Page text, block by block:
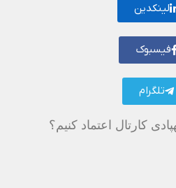
لینکدین
فیسبوک
تلگرام
کارتال اعتماد کنیم؟